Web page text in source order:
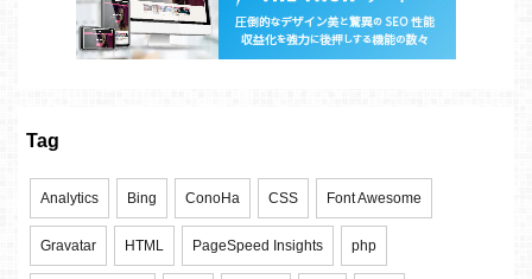
Tag
Analytics Bing ConoHa CSS Font Awesome
Gravatar HTML PageSpeed Insights php